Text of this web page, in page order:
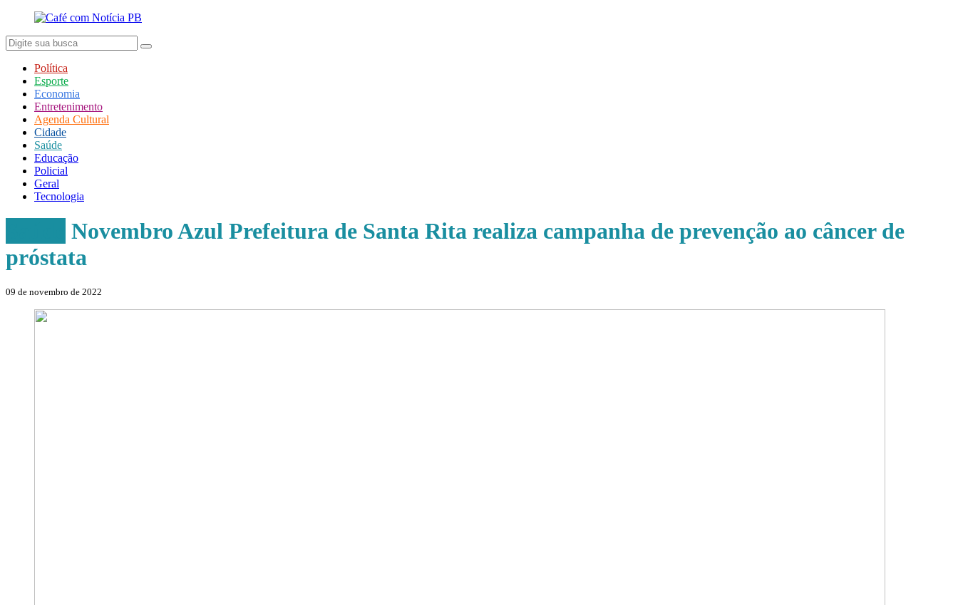
Política
Esporte
Economia
Entretenimento
Agenda Cultural
Cidade
Saúde
Educação
Policial
Geral
Tecnologia
Novembro Azul Prefeitura de Santa Rita realiza campanha de prevenção ao câncer de
próstata
09 de novembro de 2022